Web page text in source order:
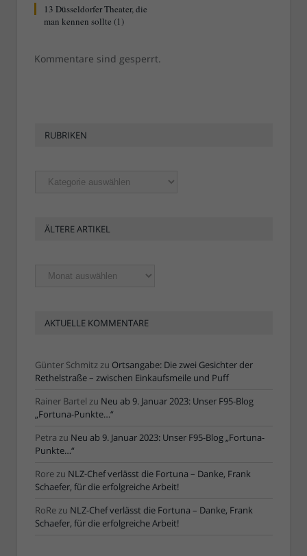
13 Düsseldorfer Theater, die
man kennen sollte (1)
Kommentare sind gesperrt.
RUBRIKEN
Rubriken
ÄLTERE ARTIKEL
Ältere
Artikel
AKTUELLE KOMMENTARE
Günter Schmitzzu Ortsangabe: Die zwei Gesichter der
Rethelstraße – zwischen Einkaufsmeile und Puff
Rainer Bartel zu Neu ab 9. Januar 2023: Unser F95-Blog
„Fortuna-Punkte…“
Petra zu Neu ab 9. Januar 2023: Unser F95-Blog „Fortuna-
Punkte…“
Rorezu NLZ-Chef verlässt die Fortuna – Danke, Frank
Schaefer, für die erfolgreiche Arbeit!
RoRezu NLZ-Chef verlässt die Fortuna – Danke, Frank
Schaefer, für die erfolgreiche Arbeit!